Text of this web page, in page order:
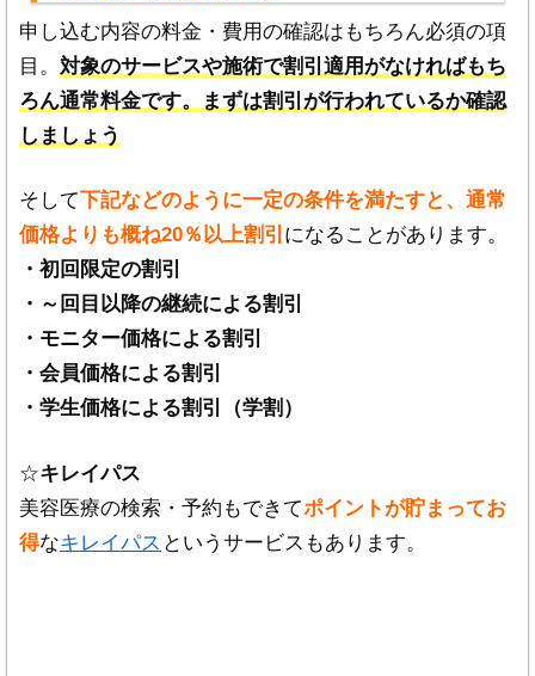
申し込む内容の料金・費用の確認はもちろん必須の項
目。 対象のサービスや施術で割引適用がなければもち
ろん通常料金です。まずは割引が行われているか確認
しましょう
そして下記などのように一定の条件を満たすと、通常
価格よりも概ね20％以上割引 になることがあります。
・初回限定の割引
・～回目以降の継続による割引
・モニター価格による割引
・会員価格による割引
・学生価格による割引（学割）
☆キレイパス
美容医療の検索・予約もできてポイントが貯まってお
得なキレイパス というサービスもあります。